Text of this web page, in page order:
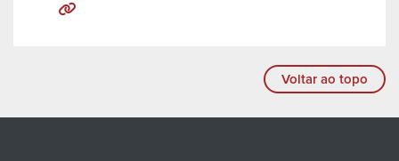
Voltar ao topo